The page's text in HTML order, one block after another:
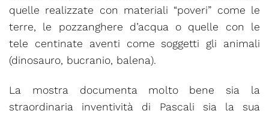
quelle realizzate con materiali “poveri” come le
terre, le pozzanghere d’acqua o quelle con le
tele centinate aventi come soggetti gli animali
(dinosauro, bucranio, balena).
La mostra documenta molto bene sia la
straordinaria inventività di Pascali sia la sua